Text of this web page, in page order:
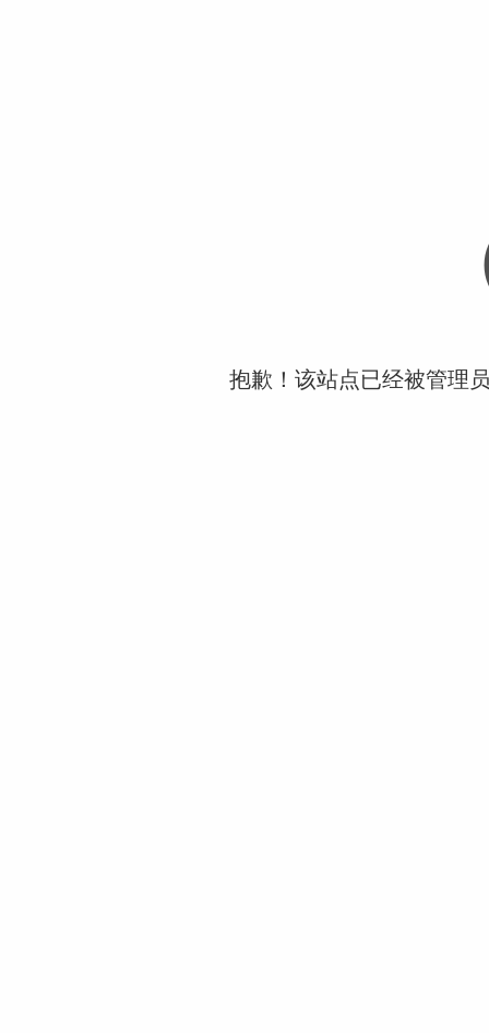
抱歉！该站点已经被管理